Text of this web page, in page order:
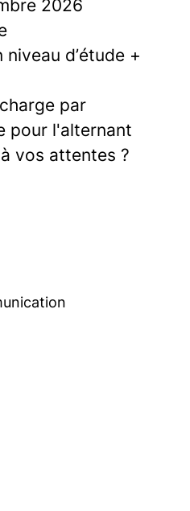
2026
d’étude +
par
pour l'alternant
vos attentes ?